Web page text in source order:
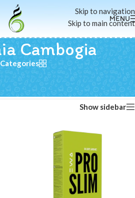
Skip to navigation
Skip to main content
MENU
Cambogia
Categories
الرئيسية
منتجات تحت الوسم “Garcinia Cambogia”
عرض النتيجة الوحيدة
Show sidebar